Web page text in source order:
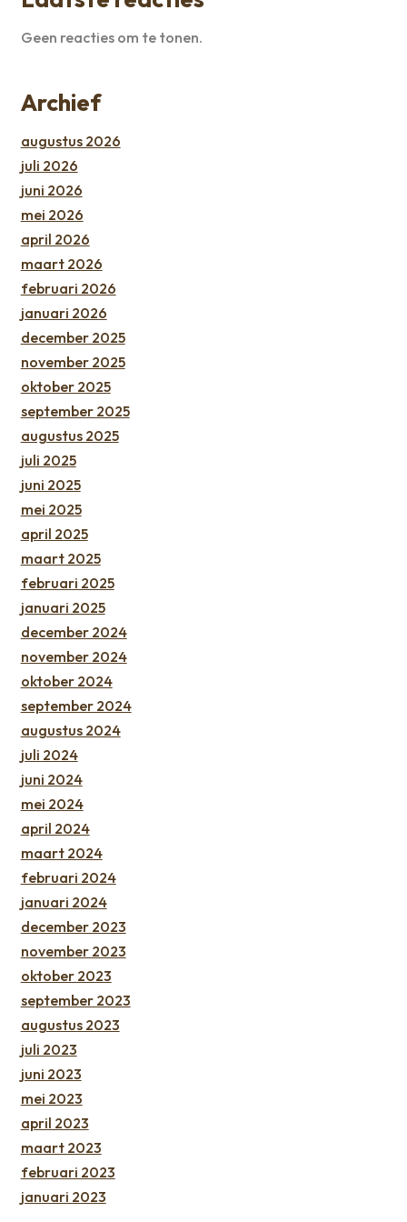
Geen reacties om te tonen.
Archief
augustus 2026
juli 2026
juni 2026
mei 2026
april 2026
maart 2026
februari 2026
januari 2026
december 2025
november 2025
oktober 2025
september 2025
augustus 2025
juli 2025
juni 2025
mei 2025
april 2025
maart 2025
februari 2025
januari 2025
december 2024
november 2024
oktober 2024
september 2024
augustus 2024
juli 2024
juni 2024
mei 2024
april 2024
maart 2024
februari 2024
januari 2024
december 2023
november 2023
oktober 2023
september 2023
augustus 2023
juli 2023
juni 2023
mei 2023
april 2023
maart 2023
februari 2023
januari 2023